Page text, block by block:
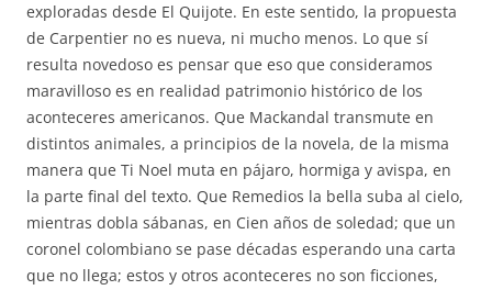
exploradas desde El Quijote. En este sentido, la propuesta
de Carpentier no es nueva, ni mucho menos. Lo que sí
resulta novedoso es pensar que eso que consideramos
maravilloso es en realidad patrimonio histórico de los
aconteceres americanos. Que Mackandal transmute en
distintos animales, a principios de la novela, de la misma
manera que Ti Noel muta en pájaro, hormiga y avispa, en
la parte final del texto. Que Remedios la bella suba al cielo,
mientras dobla sábanas, en Cien años de soledad; que un
coronel colombiano se pase décadas esperando una carta
que no llega; estos y otros aconteceres no son ficciones,